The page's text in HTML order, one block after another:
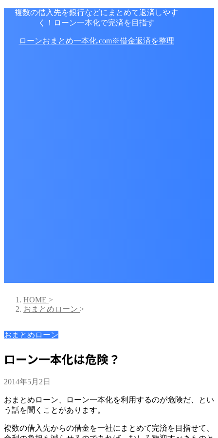
複数の借入先を銀行などにまとめて返済しやす
く！ローン一本化で完済を目指す
ローンおまとめ一本化.com※借金返済を整理
HOME >
おまとめローン >
おまとめローン
ローン一本化は危険？
2014年5月2日
おまとめローン、ローン一本化を利用するのが危険だ、とい
う話を聞くことがあります。
複数の借入先からの借金を一社にまとめて完済を目指せて、